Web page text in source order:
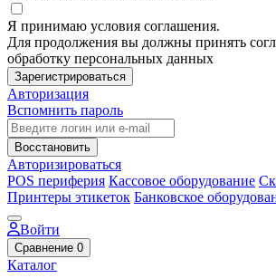
Я принимаю условия соглашения.
Для продолжения вы должны принять
обработку персональных данных
Зарегистрироваться
Авторизация
Вспомнить пароль
Восстановить
Авторизироваться
POS периферия Кассовое оборудование
Принтеры этикеток Банковское
Войти
Сравнение 0
Каталог